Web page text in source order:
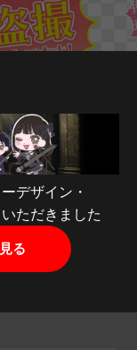
デザイン・
ただきました
る